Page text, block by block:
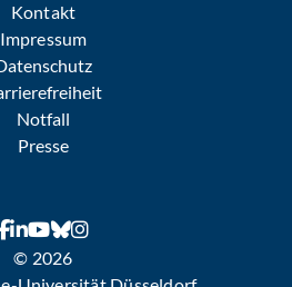
Kontakt
Impressum
Notfall
Presse
© 2026